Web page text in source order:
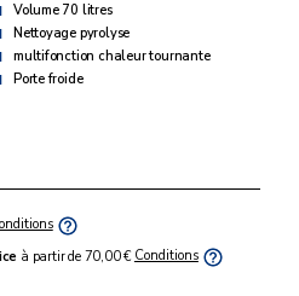
Volume 70 litres
Nettoyage pyrolyse
multifonction chaleur tournante
Porte froide
à partir de 70,00 € Conditions